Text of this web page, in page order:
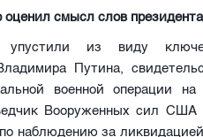
смысл слов
из виду
Путина,
военной операции
Вооруженных сил США
наблюдению за